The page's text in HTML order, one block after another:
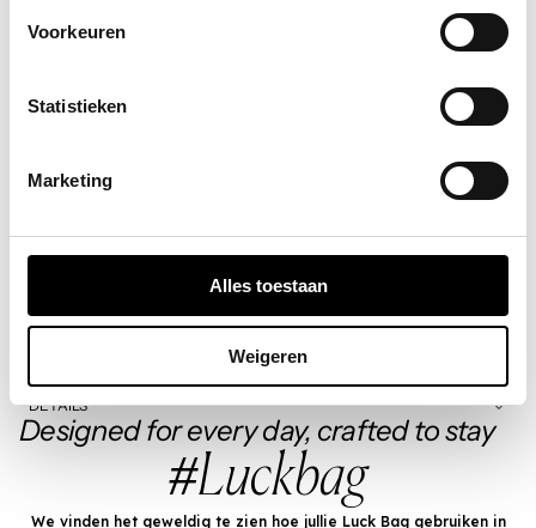
Voorkeuren
Statistieken
Marketing
Alles toestaan
Weigeren
✔ Het perfecte cadeau voor elke (aanstaande) moeder
AAN WINKELWAGEN TOEVOEGEN
DETAILS
Designed for every day, crafted to stay
#Luckbag
We vinden het geweldig te zien hoe jullie Luck Bag gebruiken in